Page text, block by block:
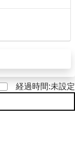
経過時間:未設定